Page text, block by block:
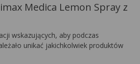
Medica Lemon Spray z
wskazujących, aby podczas
unikać jakichkolwiek produktów